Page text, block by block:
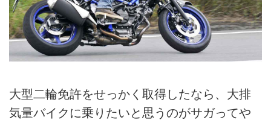
大型二輪免許をせっかく取得したなら、大排
気量バイクに乗りたいと思うのがサガってや